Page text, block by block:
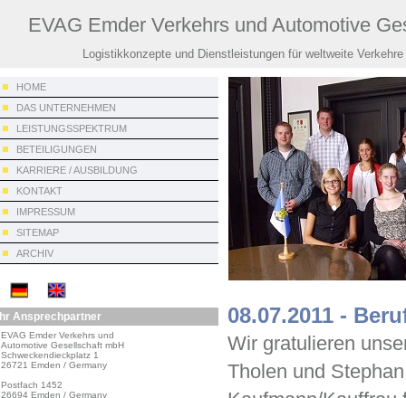
EVAG Emder Verkehrs und Automotive
Logistikkonzepte und Dienstleistungen für weltweite Verkehre
HOME
DAS UNTERNEHMEN
LEISTUNGSSPEKTRUM
BETEILIGUNGEN
KARRIERE / AUSBILDUNG
KONTAKT
IMPRESSUM
SITEMAP
ARCHIV
Ansprechpartner
EVAG Emder Verkehrs und
Automotive Gesellschaft mbH
Schweckendieckplatz 1
26721 Emden / Germany
Postfach 1452
26694 Emden / Germany
08.07.2011 -
Wir gratulieren
Tholen und